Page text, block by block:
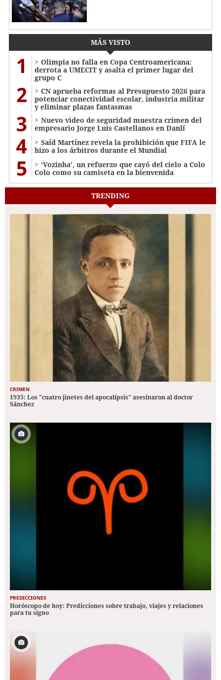
MÁS VISTO
1
Olimpia no falla en Copa Centroamericana:
derrota a UMECIT y asalta el primer lugar del
grupo C
2
CN aprueba reformas al Presupuesto 2026 para
potenciar conectividad escolar, industria militar
y eliminar plazas fantasmas
3
Nuevo video de seguridad muestra crimen del
empresario Jorge Luis Castellanos en Danlí
4
Saíd Martínez revela la prohibición que FIFA le
hizo a los árbitros durante el Mundial
5
‘Vozinha’, un refuerzo que cayó del cielo a Colo
Colo como su camiseta en la bienvenida
TRENDING
CRIMEN
1935: Los "cuatro jinetes del apocalipsis" asesinaron al doctor
Sánchez
PREDICCIONES
Horóscopo de hoy: Predicciones sobre trabajo, viajes y relaciones
para tu signo